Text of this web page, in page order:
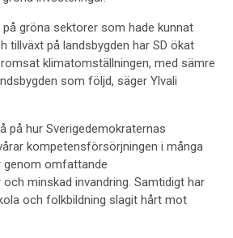
gröna sektorer som hade kunnat
tillväxt på landsbygden har SD ökat
klimatomställningen, med sämre
som följd, säger Ylvali
på hur Sverigedemokraternas
kompetensförsörjningen i många
genom omfattande
minskad invandring. Samtidigt har
och folkbildning slagit hårt mot